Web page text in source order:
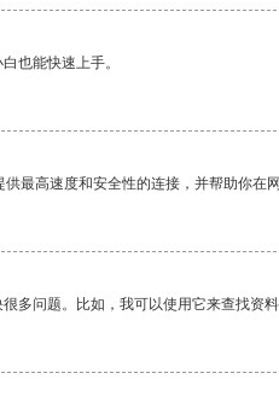
也能快速上手。
最高速度和安全性的连接，并帮助你在
多问题。比如，我可以使用它来查找资